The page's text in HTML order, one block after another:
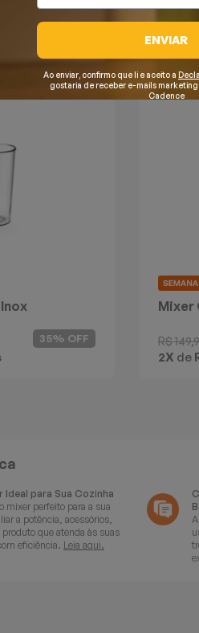
35% OFF
Mixer
R$
2X de
Ideal para Sua Cozinha
mixer perfeito para a sua
a potência, acessórios,
que atenda às suas
eficiência. Leia aqui.
ENVIAR
Ao enviar, confirmo que li e aceito a
gostaria de receber e-mails
Cadence